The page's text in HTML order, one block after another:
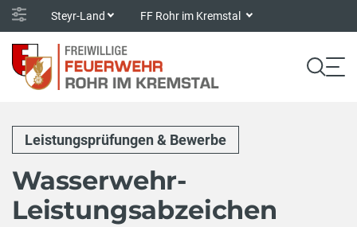
Steyr-Land FF Rohr im Kremstal
Leistungsprüfungen & Bewerbe
Wasserwehr-
Leistungsabzeichen